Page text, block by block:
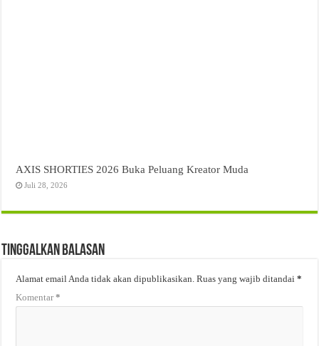
AXIS SHORTIES 2026 Buka Peluang Kreator Muda
Juli 28, 2026
Tinggalkan Balasan
Alamat email Anda tidak akan dipublikasikan. Ruas yang wajib ditandai*
Komentar*